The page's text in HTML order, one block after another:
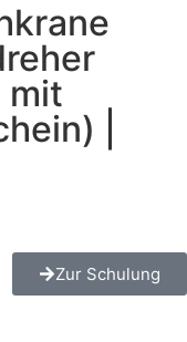
mit
|
Zur Schulung